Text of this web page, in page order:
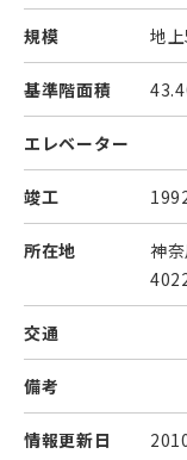
規模 地
基準階面積
エレベーター
竣工
所在地
神
交通
備考
情報更新日